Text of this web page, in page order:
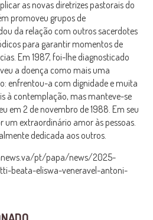
as novas diretrizes pastorais do
promoveu grupos de
da relação com outros sacerdotes
para garantir momentos de
Em 1987, foi-lhe diagnosticado
a doença como mais uma
enfrentou-a com dignidade e muita
à contemplação, mas manteve-se
em 2 de novembro de 1988. Em seu
um extraordinário amor às pessoas.
dedicada aos outros.
pt/papa/news/2025-
beata-eliswa-veneravel-antoni-